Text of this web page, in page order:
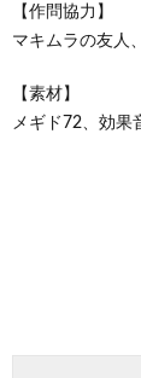
【作問協力】
マキムラの友人
【素材】
メギド72、効果